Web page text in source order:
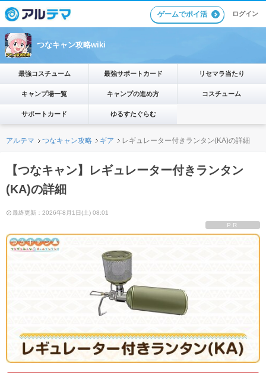
ゲームでポイ活 ログイン
つなキャン攻略wiki
最強コスチューム 最強サポートカード リセマラ当たり
キャンプ場一覧 キャンプの進め方 コスチューム
サポートカード ゆるすたぐらむ
アルテマ つなキャン攻略 ギア レギュレーター付きランタン(KA)の詳細
【つなキャン】レギュレーター付きランタン
(KA)の詳細
最終更新：2026年8月1日(土) 08:01
PR